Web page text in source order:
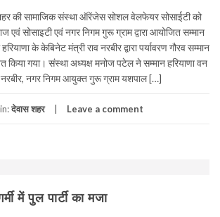
की सामाजिक संस्था ऑरेंजेस सोशल वेलफेयर सोसाईटी को
एवं सोसाइटी एवं नगर निगम गुरू ग्राम द्वारा आयोजित सम्मान
के केबिनेट मंत्री राव नरबीर द्वारा पर्यावरण गौरव सम्मान
किया गया। संस्था अध्यक्ष मनोज पटेल ने सम्मान हरियाणा वन
नरबीर, नगर निगम आयुक्त गुरू ग्राम यशपाल […]
देवास शहर Leave a comment
में पुल पार्टी का मजा